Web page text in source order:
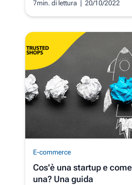
7min. di lettura | 20/10/2022
E-commerce
Cos'è una startup e
una? Una guida